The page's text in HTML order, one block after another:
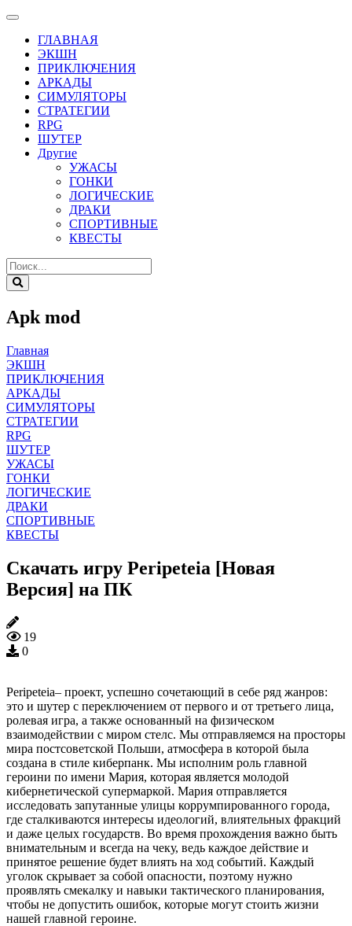
ГЛАВНАЯ
ЭКШН
ПРИКЛЮЧЕНИЯ
АРКАДЫ
СИМУЛЯТОРЫ
СТРАТЕГИИ
RPG
ШУТЕР
Другие
УЖАСЫ
ГОНКИ
ЛОГИЧЕСКИЕ
ДРАКИ
СПОРТИВНЫЕ
КВЕСТЫ
Apk mod
Главная
ЭКШН
ПРИКЛЮЧЕНИЯ
АРКАДЫ
СИМУЛЯТОРЫ
СТРАТЕГИИ
RPG
ШУТЕР
УЖАСЫ
ГОНКИ
ЛОГИЧЕСКИЕ
ДРАКИ
СПОРТИВНЫЕ
КВЕСТЫ
Скачать игру Peripeteia [Новая
Версия] на ПК
19
0
Peripeteia– проект, успешно сочетающий в себе ряд жанров:
это и шутер с переключением от первого и от третьего лица,
ролевая игра, а также основанный на физическом
взаимодействии с миром стелс. Мы отправляемся на просторы
мира постсоветской Польши, атмосфера в которой была
создана в стиле киберпанк. Мы исполним роль главной
героини по имени Мария, которая является молодой
кибернетической супермаркой. Мария отправляется
исследовать запутанные улицы коррумпированного города,
где сталкиваются интересы идеологий, влиятельных фракций
и даже целых государств. Во время прохождения важно быть
внимательным и всегда на чеку, ведь каждое действие и
принятое решение будет влиять на ход событий. Каждый
уголок скрывает за собой опасности, поэтому нужно
проявлять смекалку и навыки тактического планирования,
чтобы не допустить ошибок, которые могут стоить жизни
нашей главной героине.